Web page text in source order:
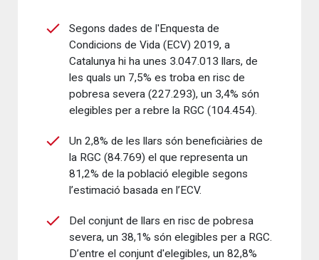
Segons dades de l'Enquesta de
Condicions de Vida (ECV) 2019, a
Catalunya hi ha unes 3.047.013 llars, de
les quals un 7,5% es troba en risc de
pobresa severa (227.293), un 3,4% són
elegibles per a rebre la RGC (104.454).
Un 2,8% de les llars són beneficiàries de
la RGC (84.769) el que representa un
81,2% de la població elegible segons
l’estimació basada en l’ECV.
Del conjunt de llars en risc de pobresa
severa, un 38,1% són elegibles per a RGC.
D’entre el conjunt d'elegibles, un 82,8%